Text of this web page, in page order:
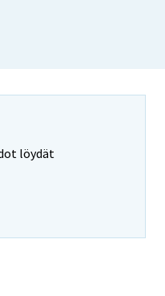
löydät